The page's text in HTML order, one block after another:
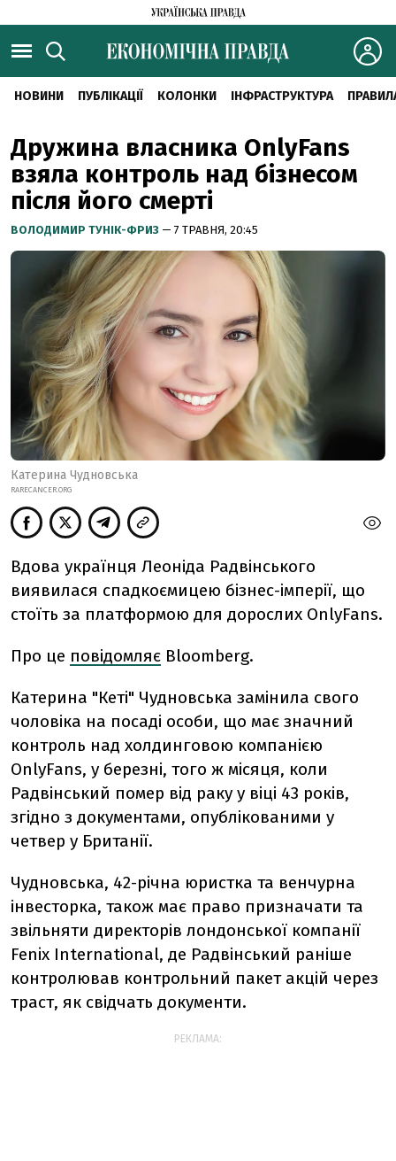
НОВИНИ ПУБЛІКАЦІЇ КОЛОНКИ ІНФРАСТРУКТУРА
Дружина власника OnlyFans
взяла контроль над бізнесом
після його смерті
ВОЛОДИМИР ТУНІК-ФРИЗ — 7 ТРАВНЯ, 20:45
Катерина Чудновська
RARECANCER.ORG
Вдова українця Леоніда Радвінського
виявилася спадкоємицею бізнес-імперії, що
стоїть за платформою для дорослих OnlyFans.
Про це повідомляє Bloomberg.
Катерина "Кеті" Чудновська замінила свого
чоловіка на посаді особи, що має значний
контроль над холдинговою компанією
OnlyFans, у березні, того ж місяця, коли
Радвінський помер від раку у віці 43 років,
згідно з документами, опублікованими у
четвер у Британії.
Чудновська, 42-річна юристка та венчурна
інвесторка, також має право призначати та
звільняти директорів лондонської компанії
Fenix International, де Радвінський раніше
контролював контрольний пакет акцій через
траст, як свідчать документи.
РЕКЛАМА: